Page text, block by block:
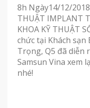
8h Ngày14/12/
THUẬT IMPLANT
KHOA KỸ THUẬT
chức tại Khách
Trọng, Q5 đã diễn
Samsun Vina xem
nhé!